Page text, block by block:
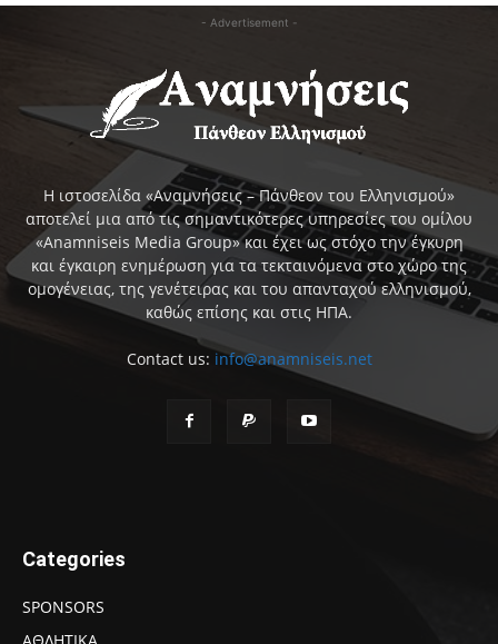
- Advertisement -
Η ιστοσελίδα «Αναμνήσεις – Πάνθεον του Ελληνισμού»
αποτελεί μια από τις σημαντικότερες υπηρεσίες του ομίλου
«Anamniseis Media Group» και έχει ως στόχο την έγκυρη
και έγκαιρη ενημέρωση για τα τεκταινόμενα στο χώρο της
ομογένειας, της γενέτειρας και του απανταχού ελληνισμού,
καθώς επίσης και στις ΗΠΑ.
Contact us: info@anamniseis.net
Categories
SPONSORS